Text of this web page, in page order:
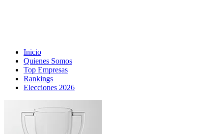
Inicio
Quienes Somos
Top Empresas
Rankings
Elecciones 2026